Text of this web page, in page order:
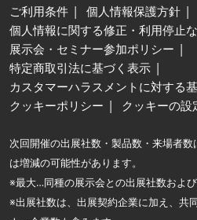
ご利用条件
個人情報保護方針
個人情報に関する修正・利用停止
展示会・セミナー参加ポリシー
特定商取引法に基づく表示
カスタマーハラスメントに対する
クッキーポリシー
クッキーの設
次回開催の出展社数・製品数・来場者
は増減の可能性があります。
※最大…同種の展示会との出展社数および
※出展社数は、出展契約企業に加え、共